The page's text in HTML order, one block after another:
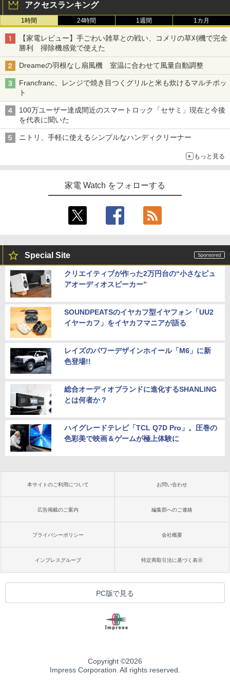
アクセスランキング
1時間 24時間 1週間 1カ月
【家電レビュー】手ごわい雑草との戦い、コメリの草刈機で完全
勝利 掃除機感覚で使えた
Dreameの羽根なし扇風機 室温に合わせて風量自動調整
Francfranc、レンジで焼き目つくグリルと米も炊けるマルチポッ
ト
100万ユーザー達成間近のスマートロック「セサミ」現在と今後
を代表に聞いた
ニトリ、手軽に使えるシンプルなハンディクリーナー
もっと見る
家電 Watch をフォローする
Special Site
クリエイティブが作った2万円台の“小さなピュ
アオーディオスピーカー”
SOUNDPEATSのイヤカフ型イヤフォン「UU2
イヤーカフ」をイヤカフマニアが語る
レイズのパワーデザインホイール「M6」に新
色登場!!
総合オーディオブランドに進化するSHANLING
とは何者か？
ハイグレードテレビ「TCL Q7D Pro」。圧巻の
色彩美で映画＆ゲームが極上体験に
本サイトのご利用について お問い合わせ
広告掲載のご案内 編集部へのご連絡
プライバシーポリシー 会社概要
インプレスグループ 特定商取引法に基づく表示
PC版で見る
Copyright ©2026
Impress Corporation. All rights reserved.